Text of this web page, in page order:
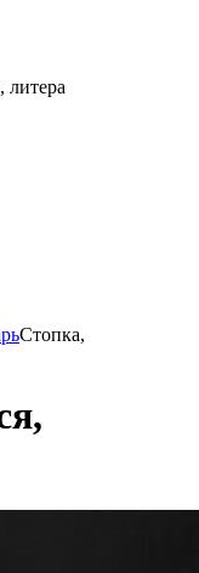
литера
Стопка,